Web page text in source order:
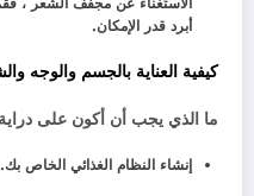
أبرد قدر الإمكان.
كيفية العناية بالجسم والوجه
ما الذي يجب أن أكون على
إنشاء النظام الغذائي الخاص بك.